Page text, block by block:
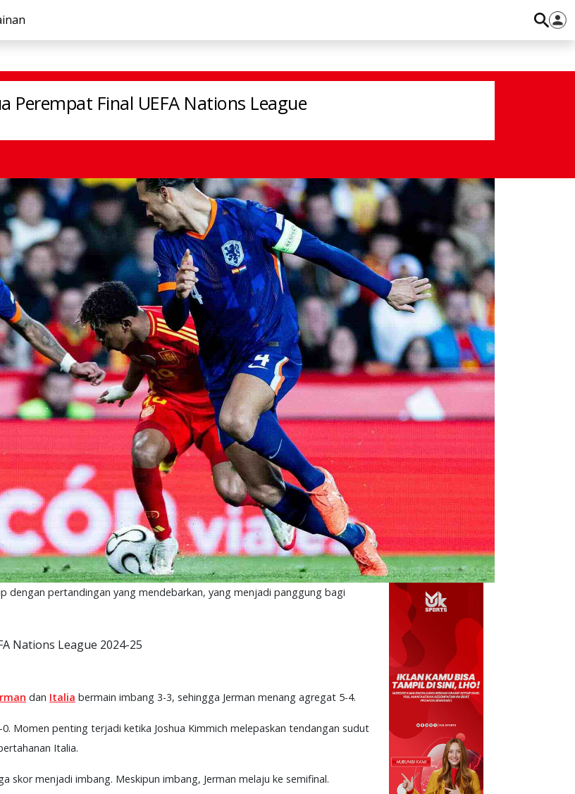
Perempat Final UEFA Nations League
dengan pertandingan yang mendebarkan, yang menjadi panggung bagi
Nations League 2024-25
dan Italia bermain imbang 3-3, sehingga Jerman menang agregat 5-4.
Momen penting terjadi ketika Joshua Kimmich melepaskan tendangan sudut
Italia.
menjadi imbang. Meskipun imbang, Jerman melaju ke semifinal.